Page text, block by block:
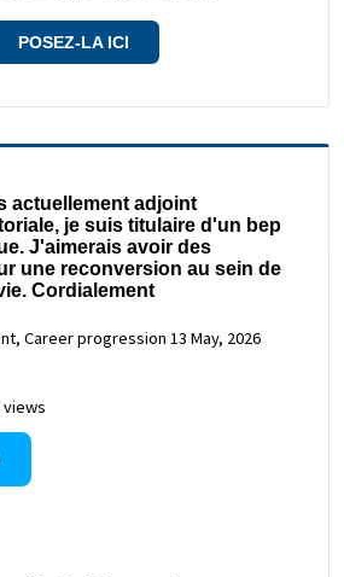
POSEZ-LA ICI
actuellement adjoint
je suis titulaire d'un bep
J'aimerais avoir des
une reconversion au sein de
Cordialement
Career progression 13 May, 2026
views